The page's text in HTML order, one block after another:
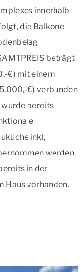
innerhalb
die Balkone
beträgt
€) mit einem
€) verbunden
wurde bereits
inkl,
werden,
in der
Haus vorhanden.